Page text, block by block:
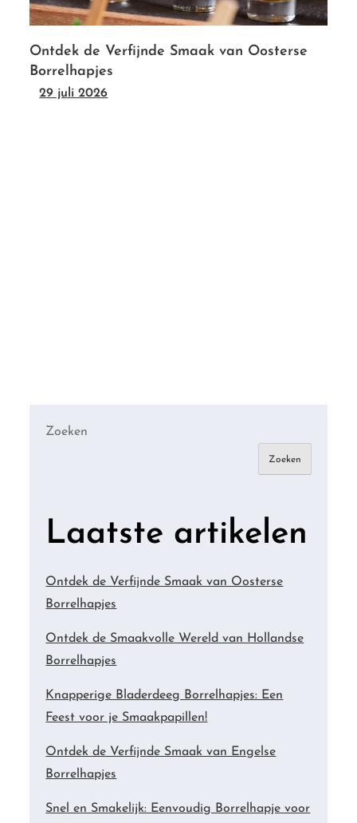
Ontdek de Verfijnde Smaak van Oosterse
Borrelhapjes
29 juli 2026
Zoeken
Zoeken
Laatste artikelen
Ontdek de Verfijnde Smaak van Oosterse
Borrelhapjes
Ontdek de Smaakvolle Wereld van Hollandse
Borrelhapjes
Knapperige Bladerdeeg Borrelhapjes: Een
Feest voor je Smaakpapillen!
Ontdek de Verfijnde Smaak van Engelse
Borrelhapjes
Snel en Smakelijk: Eenvoudig Borrelhapje voor